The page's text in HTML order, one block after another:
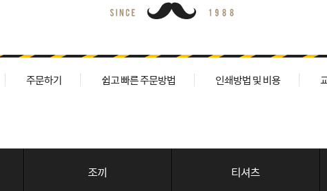
주문하기 쉽고 빠른 주문방법 인쇄방법 및 비용
조끼 티셔츠